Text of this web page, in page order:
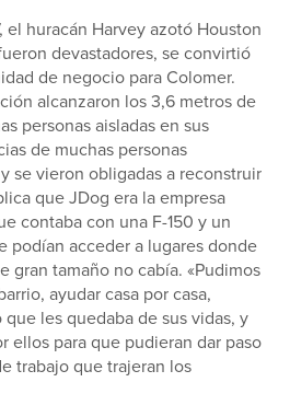
el huracán Harvey azotó Houston
devastadores, se convirtió
de negocio para Colomer.
alcanzaron los 3,6 metros de
personas aisladas en sus
de muchas personas
se vieron obligadas a reconstruir
que JDog era la empresa
contaba con una F-150 y un
podían acceder a lugares donde
gran tamaño no cabía. «Pudimos
ayudar casa por casa,
les quedaba de sus vidas, y
ellos para que pudieran dar paso
trabajo que trajeran los